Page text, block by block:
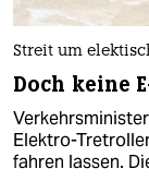
Streit um
Doch keine
Elektro-
fahren lassen.